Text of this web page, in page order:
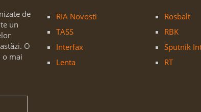
de
un
O
o mai
RIA Novosti
TASS
Interfax
Lenta
Rosbalt
RBK
Sputnik
RT